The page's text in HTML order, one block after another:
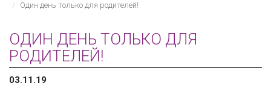
Один день только для родителей!
ОДИН ДЕНЬ ТОЛЬКО ДЛЯ
РОДИТЕЛЕЙ!
03.11.19